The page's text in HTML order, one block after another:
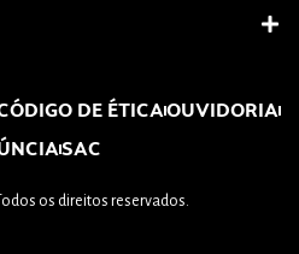
DE ÉTICAOUVIDORIA
SAC
os direitos reservados.